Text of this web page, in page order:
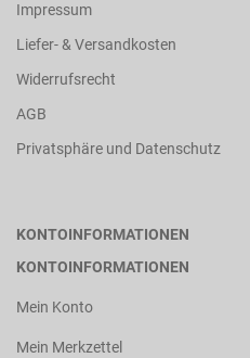
Impressum
Liefer- & Versandkosten
Widerrufsrecht
AGB
Privatsphäre und Datenschutz
KONTOINFORMATIONEN
KONTOINFORMATIONEN
Mein Konto
Mein Merkzettel